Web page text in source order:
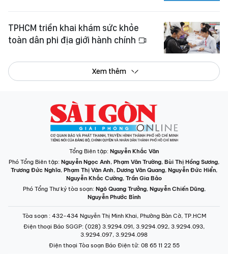
TPHCM triển khai khám sức khỏe
toàn dân phi địa giới hành chính
Xem thêm
Tổng Biên tập: Nguyễn Khắc Văn
Phó Tổng Biên tập: Nguyễn Ngọc Anh, Phạm Văn Trường, Bùi Thị Hồng Sương,
Trương Đức Nghĩa, Phạm Thị Vân Anh, Dương Văn Quang, Nguyễn Đức Hiển,
Nguyễn Khắc Cường, Trần Gia Bảo
Phó Tổng Thư ký tòa soạn: Ngô Quang Trưởng, Nguyễn Chiến Dũng,
Nguyễn Phước Bình
Tòa soạn : 432-434 Nguyễn Thị Minh Khai, Phường Bàn Cờ, TP.HCM
Điện thoại Báo SGGP: (028) 3.9294.091, 3.9294.092, 3.9294.093,
3.9294.097, 3.9294.098
Điện thoại Tòa soạn Báo Điện tử: 08 65 11 22 55